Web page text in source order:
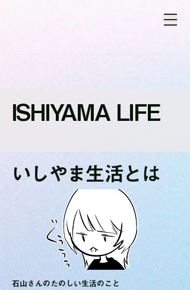
​ISHIYAMA LIFE
いしやま生活とは
​石山さんのたのしい生活のこと